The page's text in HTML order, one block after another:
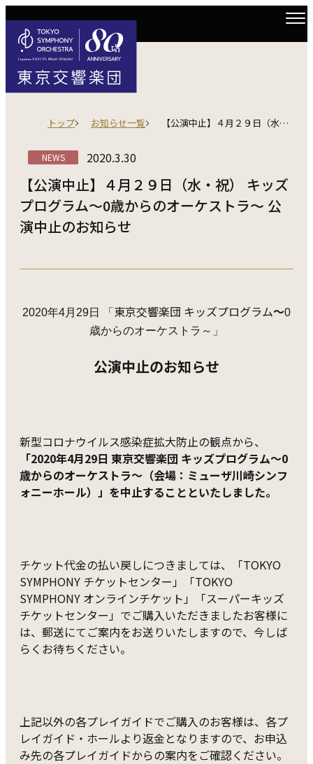
トップ お知らせ一覧 【公演中止】４月２９日（水・祝） キッズプログラム～0歳からのオーケストラ～ 公演中止のお知らせ
NEWS 2020.3.30
【公演中止】４月２９日（水・祝） キッズ
プログラム～0歳からのオーケストラ～ 公
演中止のお知らせ
2020年4月29日 「 東京交響楽団 キッズプログラム～0
歳からのオーケストラ～」
公演中止のお知らせ
新型コロナウイルス感染症拡大防止の観点から、
「2020年4月29日 東京交響楽団 キッズプログラム～0
歳からのオーケストラ～（会場：ミューザ川崎シンフ
ォニーホール）」を中止することといたしました。
チケット代金の払い戻しにつきましては、「TOKYO
SYMPHONY チケットセンター」「TOKYO
SYMPHONY オンラインチケット」「スーパーキッズ
チケットセンター」でご購入いただきましたお客様に
は、郵送にてご案内をお送りいたしますので、今しば
らくお待ちください。
上記以外の各プレイガイドでご購入のお客様は、各プ
レイガイド・ホールより返金となりますので、お申込
み先の各プレイガイドからの案内をご確認ください。